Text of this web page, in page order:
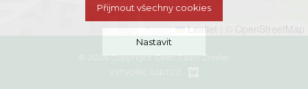
Leaflet
© 2026 Copyright Obec Zadní Zhořec
Přijmout všechny cookies
Nastavit